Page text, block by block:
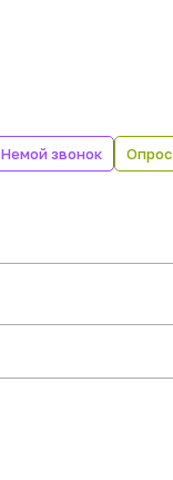
Немой звонок Опрос